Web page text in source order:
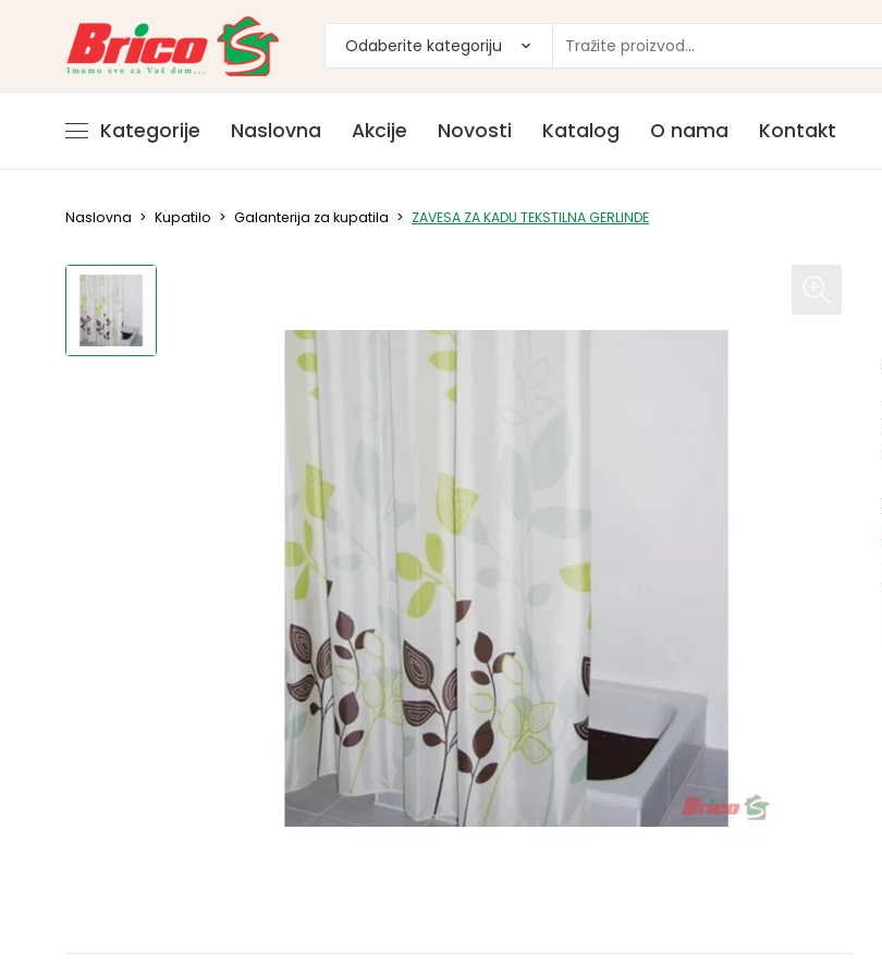
Odaberite kategoriju
Kategorije Naslovna Akcije Novosti Katalog O nama Kontakt
Naslovna > Kupatilo > Galanterija za kupatila > ZAVESA ZA KADU TEKSTILNA GERLINDE